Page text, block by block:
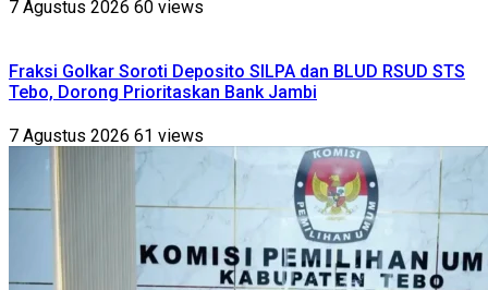
7 Agustus 2026 60 views
Fraksi Golkar Soroti Deposito SILPA dan BLUD RSUD STS
Tebo, Dorong Prioritaskan Bank Jambi
7 Agustus 2026 61 views